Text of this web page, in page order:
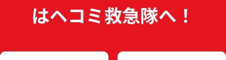
はヘコミ救急隊へ！